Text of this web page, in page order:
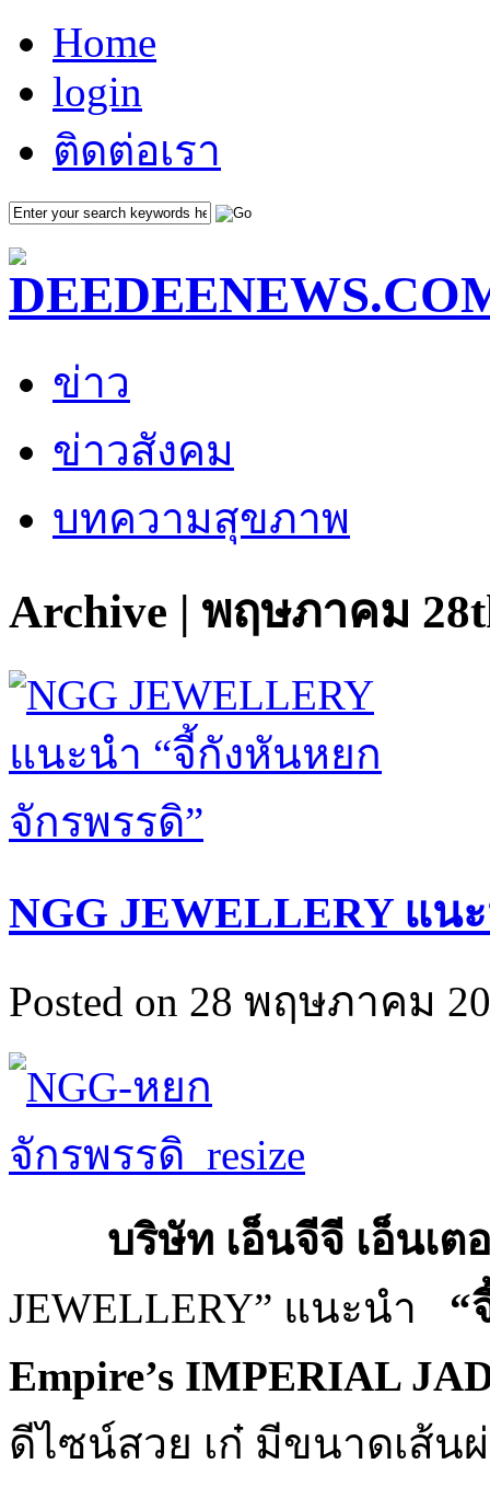
Home
login
ติดต่อเรา
ข่าว
ข่าวสังคม
บทความสุขภาพ
Archive | พฤษภาคม
NGG JEWELLERY แน
Posted on 28 พฤษภาคม
บริษัท เอ็นจีจี เอ็นเตอ
JEWELLERY” แนะนำ “
Empire’s IMPERIAL
ดีไซน์สวย เก๋ มีขนาดเส้น